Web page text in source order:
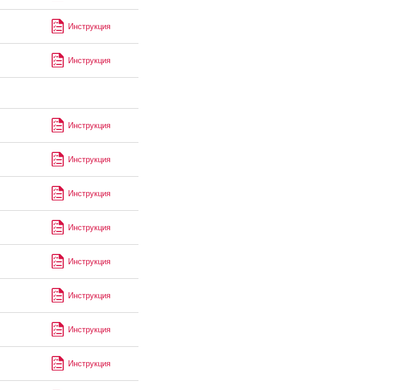
Инструкция
Инструкция
Инструкция
Инструкция
Инструкция
Инструкция
Инструкция
Инструкция
Инструкция
Инструкция